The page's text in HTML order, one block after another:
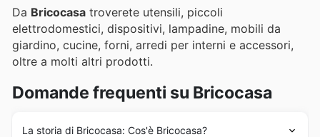
Da Bricocasa troverete utensili, piccoli
elettrodomestici, dispositivi, lampadine, mobili da
giardino, cucine, forni, arredi per interni e accessori,
oltre a molti altri prodotti.
Domande frequenti su Bricocasa
La storia di Bricocasa: Cos'è Bricocasa?